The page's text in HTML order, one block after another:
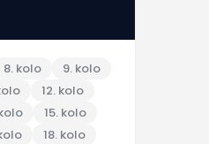
8. kolo
9. kolo
12. kolo
15. kolo
18. kolo